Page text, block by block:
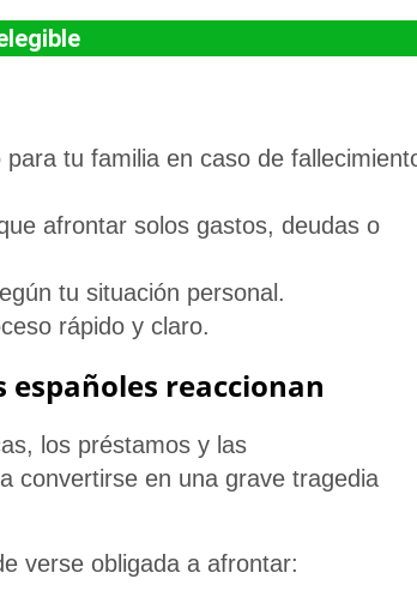
tu familia en caso de
afrontar solos gastos, deudas o
tu situación personal.
rápido y claro.
reaccionan
los préstamos y las
convertirse en una grave tragedia
verse obligada a afrontar: